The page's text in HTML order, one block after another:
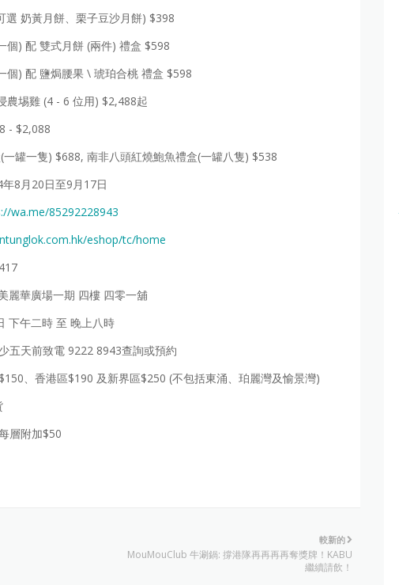
選 奶黃月餅、栗子豆沙月餅) $398
個) 配 雙式月餅 (兩件) 禮盒 $598
個) 配 鹽焗腰果 \ 琥珀合桃 禮盒 $598
農埸雞 (4 - 6 位用) $2,488起
- $2,088
一罐一隻) $688, 南非八頭紅燒鮑魚禮盒(一罐八隻) $538
8月20日至9月17日
wa.me/85292228943
eshop/tc/home
麗華廣場一期 四樓 四零一舖
下午二時 至 晚上八時
五天前致電 9222 8943查詢或預約
、香港區$190 及新界區$250 (不包括東涌、珀麗灣及愉景灣)
層附加$50
較新的
MouMouClub 牛涮鍋: 撐港隊再再再再奪獎牌！KABU
繼續請飲！